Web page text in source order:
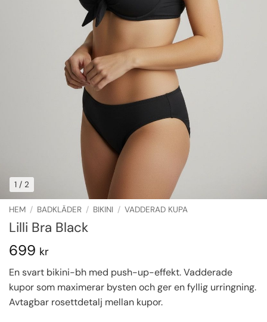
1 / 2
HEM / BADKLÄDER / BIKINI / VADDERAD KUPA
Lilli Bra Black
699 kr
En svart bikini-bh med push-up-effekt. Vadderade
kupor som maximerar bysten och ger en fyllig urringning.
Avtagbar rosettdetalj mellan kupor.